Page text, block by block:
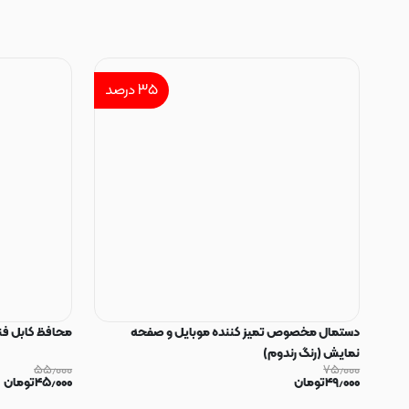
۳۵درصد
دستمال مخصوص تمیز کننده موبایل و صفحه
نمایش (رنگ رندوم)
۷۵٫۰۰۰
۴۹٫۰۰۰تومان
محافظ کابل فنری
۵۵٫۰۰۰
۴۵٫۰۰۰تومان